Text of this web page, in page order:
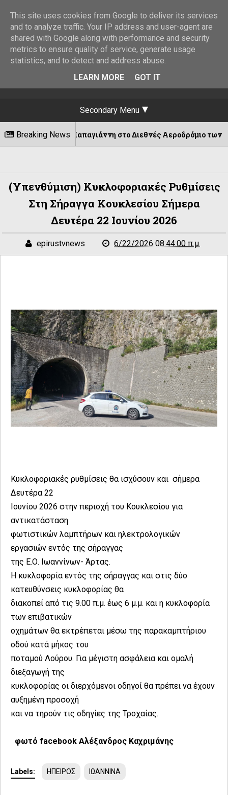
Secondary Menu
Breaking News
Παπαγιάννη στο Διεθνές Αεροδρόμιο των Ιωαννίνων!
(Υπενθύμιση) Κυκλοφοριακές Ρυθμίσεις
Στη Σήραγγα Κουκλεσίου Σήμερα
Δευτέρα 22 Ιουνίου 2026
epirustvnews 6/22/2026 08:44:00 π.μ.
Κυκλοφοριακές ρυθμίσεις θα ισχύσουν και σήμερα
Δευτέρα 22
Ιουνίου 2026 στην περιοχή του Κουκλεσίου για
αντικατάσταση
φωτιστικών λαμπτήρων και ηλεκτρολογικών
εργασιών εντός της σήραγγας
της Ε.Ο. Ιωαννίνων- Άρτας.
Η κυκλοφορία εντός της σήραγγας και στις δύο
κατευθύνσεις κυκλοφορίας θα
διακοπεί από τις 9.00 π.μ. έως 6 μ.μ. και η κυκλοφορία
των επιβατικών
οχημάτων θα εκτρέπεται μέσω της παρακαμπτήριου
οδού κατά μήκος του
ποταμού Λούρου. Για μέγιστη ασφάλεια και ομαλή
διεξαγωγή της
κυκλοφορίας οι διερχόμενοι οδηγοί θα πρέπει να έχουν
αυξημένη προσοχή
και να τηρούν τις οδηγίες της Τροχαίας.
φωτό facebook Αλέξανδρος Καχριμάνης
Labels: ΗΠΕΙΡΟΣ ΙΩΑΝΝΙΝΑ
This site uses cookies from Google to deliver its services
and to analyze traffic. Your IP address and user-agent are
shared with Google along with performance and security
metrics to ensure quality of service, generate usage
statistics, and to detect and address abuse.
LEARN MORE
GOT IT